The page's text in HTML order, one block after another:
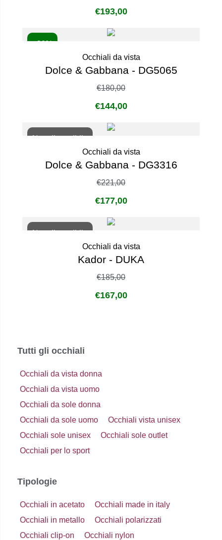
€193,00
- 20%
Occhiali da vista
Dolce & Gabbana - DG5065
€180,00
€144,00
Non disponibile
Occhiali da vista
Dolce & Gabbana - DG3316
€221,00
€177,00
Non disponibile
Occhiali da vista
Kador - DUKA
€185,00
€167,00
Tutti gli occhiali
Occhiali da vista donna
Occhiali da vista uomo
Occhiali da sole donna
Occhiali da sole uomo
Occhiali vista unisex
Occhiali sole unisex
Occhiali sole outlet
Occhiali per lo sport
Tipologie
Occhiali in acetato
Occhiali made in italy
Occhiali in metallo
Occhiali polarizzati
Occhiali clip-on
Occhiali nylon